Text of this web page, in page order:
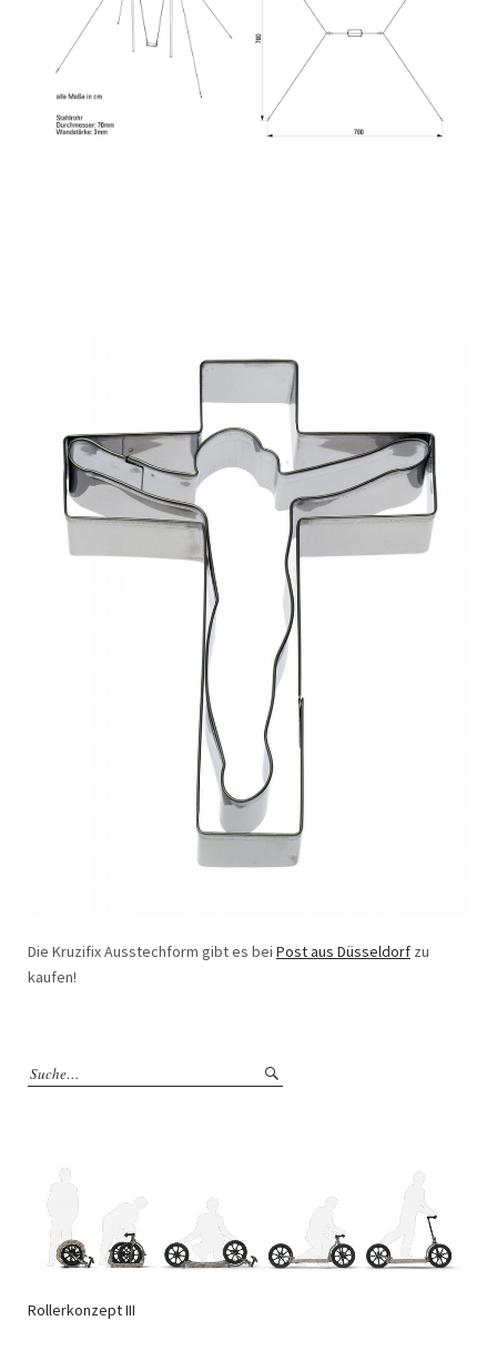
Die Kruzifix Ausstechform gibt es bei Post aus Düsseldorf zu
kaufen!
Rollerkonzept III